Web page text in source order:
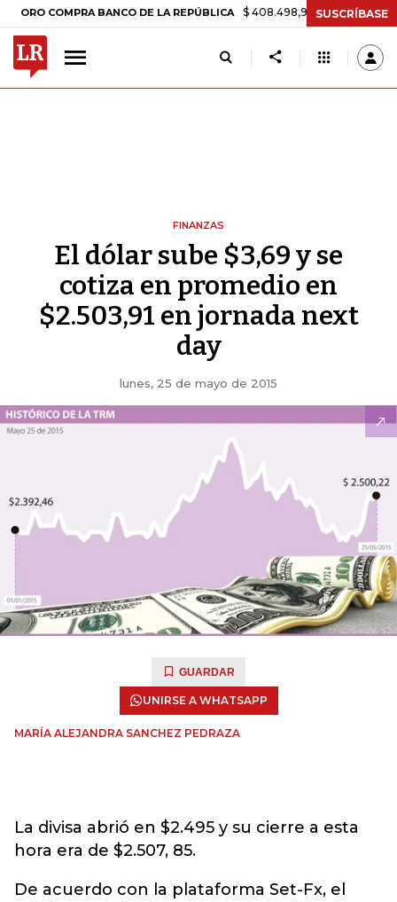
COMPRA BANCO DE LA REPÚBLICA $ 408.498,97 +$ 8.753,81 +2,19%
SUSCRÍBASE
FINANZAS
El dólar sube $3,69 y se
cotiza en promedio en
$2.503,91 en jornada next
day
lunes, 25 de mayo de 2015
GUARDAR
UNIRSE A WHATSAPP
MARÍA ALEJANDRA SANCHEZ PEDRAZA
La divisa abrió en $2.495 y su cierre a esta
hora era de $2.507, 85.
De acuerdo con la plataforma Set-Fx, el